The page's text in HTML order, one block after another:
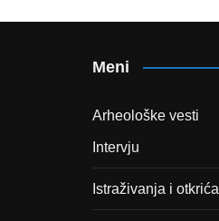
Meni
Arheološke vesti
Intervju
Istraživanja i otkrića